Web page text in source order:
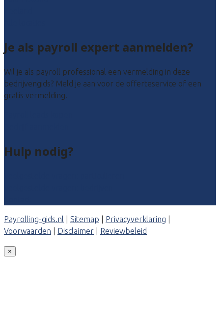
Je als payroll expert aanmelden?
Wil je als payroll professional een vermelding in deze
bedrijvengids? Meld je aan voor de offerteservice of een
gratis vermelding.
Hulp nodig?
Payrolling-gids.nl Sitemap Privacyverklaring
Voorwaarden
Disclaimer Reviewbeleid
×